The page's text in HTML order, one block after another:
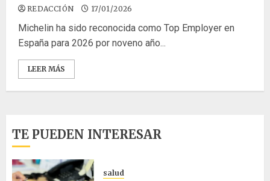
REDACCIÓN 17/01/2026
Michelin ha sido reconocida como Top Employer en
España para 2026 por noveno año...
LEER MÁS
TE PUEDEN INTERESAR
salud